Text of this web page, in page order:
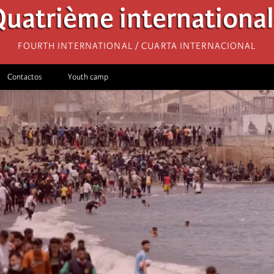
Fourth International / Cuarta Internacional
Contactos Youth camp